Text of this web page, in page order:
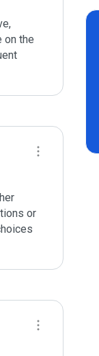
on the
or